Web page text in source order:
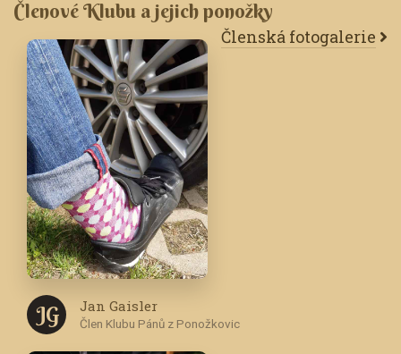
Členové Klubu a jejich ponožky
Členská fotogalerie
J G Jan Gaisler
Člen Klubu Pánů z Ponožkovic